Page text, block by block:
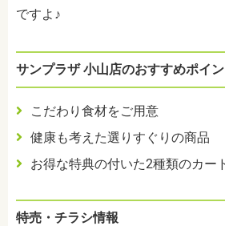
ですよ♪
サンプラザ 小山店のおすすめポイン
こだわり食材をご用意
健康も考えた選りすぐりの商品
お得な特典の付いた2種類のカー
特売・チラシ情報